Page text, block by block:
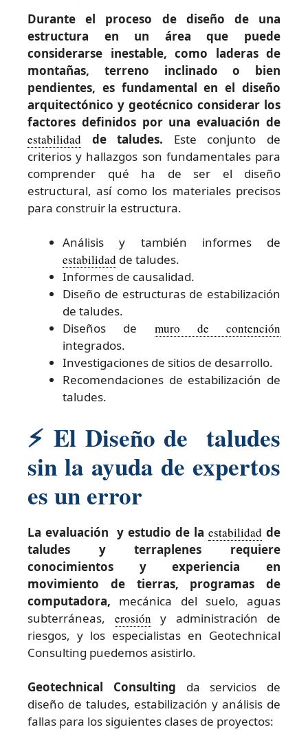
Durante el proceso de diseño de una
estructura en un área que puede
considerarse inestable, como laderas de
montañas, terreno inclinado o bien
pendientes, es fundamental en el diseño
arquitectónico y geotécnico considerar los
factores definidos por una evaluación de
estabilidad de taludes. Este conjunto de
criterios y hallazgos son fundamentales para
comprender qué ha de ser el diseño
estructural, así como los materiales precisos
para construir la estructura.
Análisis y también informes de
estabilidad de taludes.
Informes de causalidad.
Diseño de estructuras de estabilización
de taludes.
Diseños de muro de contención
integrados.
Investigaciones de sitios de desarrollo.
Recomendaciones de estabilización de
taludes.
⚡ El Diseño de taludes
sin la ayuda de expertos
es un error
La evaluación y estudio de la estabilidad de
taludes y terraplenes requiere
conocimientos y experiencia en
movimiento de tierras, programas de
computadora, mecánica del suelo, aguas
subterráneas, erosión y administración de
riesgos, y los especialistas en Geotechnical
Consulting puedemos asistirlo.
Geotechnical Consulting da servicios de
diseño de taludes, estabilización y análisis de
fallas para los siguientes clases de proyectos: